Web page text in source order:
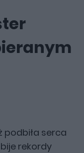
podbiła serca
rekordy